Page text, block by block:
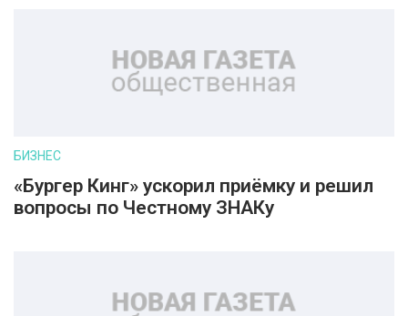
БИЗНЕС
«Бургер Кинг» ускорил приёмку и решил
вопросы по Честному ЗНАКу